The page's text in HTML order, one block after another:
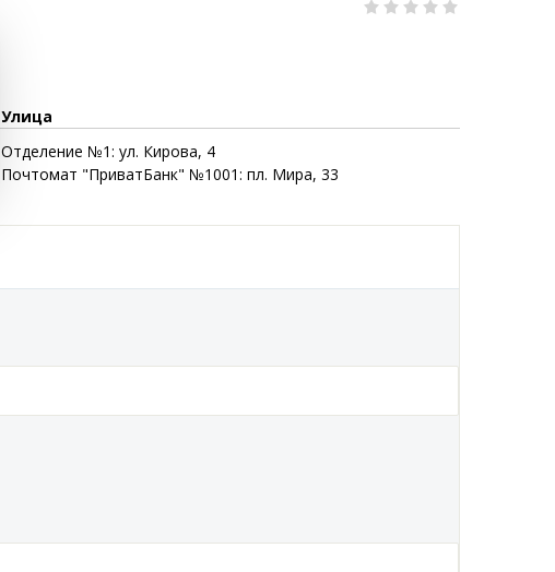
Улица
Отделение №1: ул. Кирова, 4
Почтомат "ПриватБанк" №1001: пл. Мира, 33